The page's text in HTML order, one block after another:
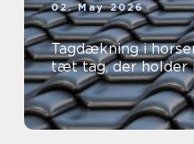
02. May 2026
Tagdækning i
tæt tag, der holder